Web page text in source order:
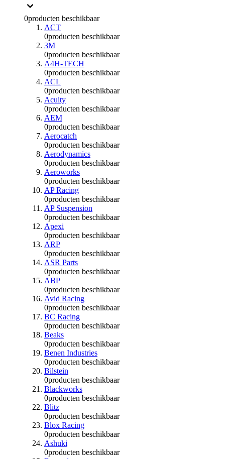
0producten beschikbaar
ACT
0producten beschikbaar
3M
0producten beschikbaar
A4H-TECH
0producten beschikbaar
ACL
0producten beschikbaar
Acuity
0producten beschikbaar
AEM
0producten beschikbaar
Aerocatch
0producten beschikbaar
Aerodynamics
0producten beschikbaar
Aeroworks
0producten beschikbaar
AP Racing
0producten beschikbaar
AP Suspension
0producten beschikbaar
Apexi
0producten beschikbaar
ARP
0producten beschikbaar
ASR Parts
0producten beschikbaar
ABP
0producten beschikbaar
Avid Racing
0producten beschikbaar
BC Racing
0producten beschikbaar
Beaks
0producten beschikbaar
Benen Industries
0producten beschikbaar
Bilstein
0producten beschikbaar
Blackworks
0producten beschikbaar
Blitz
0producten beschikbaar
Blox Racing
0producten beschikbaar
Ashuki
0producten beschikbaar